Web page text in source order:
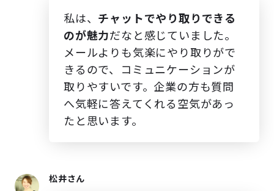
私は、 チャットでやり取りできる
のが魅力だなと感じていました。
メールよりも気楽にやり取りがで
きるので、コミュニケーションが
取りやすいです。企業の方も質問
へ気軽に答えてくれる空気があっ
たと思います。
松井さん